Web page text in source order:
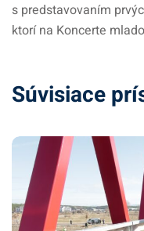
s predstavovaním
ktorí na Koncerte
Súvisiace